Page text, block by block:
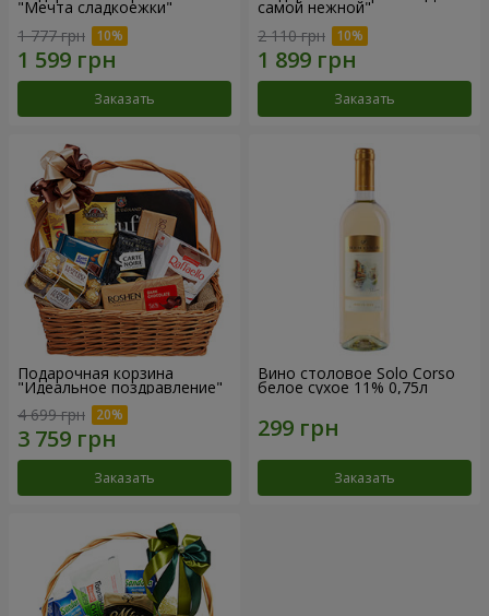
"Мечта сладкоежки"
1 777 грн
Заказать
самой нежной"
2 110 грн
Заказать
Подарочная корзина
"Идеальное поздравление"
4 699 грн
Заказать
Вино столовое Solo Corso
белое сухое 11% 0,75л
Заказать